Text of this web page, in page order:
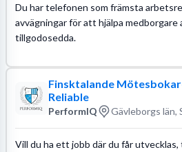
Du har telefonen som främsta
avvägningar för att hjälpa medborgare
tillgodosedda.
Finsktalande
Reliable
PerformIQ Gävleborgs län,
Vill du ha ett jobb där du får utvecklas,